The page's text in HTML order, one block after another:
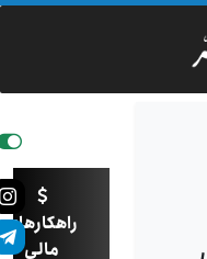
راهکارهای
مالی